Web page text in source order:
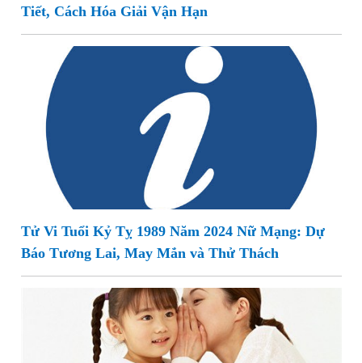
Tiết, Cách Hóa Giải Vận Hạn
Tử Vi Tuổi Kỷ Tỵ 1989 Năm 2024 Nữ Mạng: Dự
Báo Tương Lai, May Mắn và Thử Thách